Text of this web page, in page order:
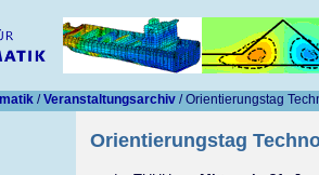
/ Veranstaltungsarchiv/ Orientierungstag
Orientierungstag